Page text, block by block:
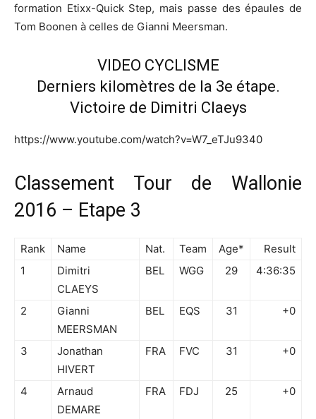
formation Etixx-Quick Step, mais passe des épaules de
Tom Boonen à celles de Gianni Meersman.
VIDEO CYCLISME
Derniers kilomètres de la 3e étape.
Victoire de Dimitri Claeys
https://www.youtube.com/watch?v=W7_eTJu9340
Classement Tour de Wallonie
2016 – Etape 3
Rank Name Nat. Team Age*
Result
1
Dimitri
CLAEYS
BEL WGG 29 4:36:35
2
Gianni
MEERSMAN
BEL EQS 31 +0
3
Jonathan
HIVERT
FRA FVC 31 +0
4
Arnaud
DEMARE
FRA FDJ 25 +0